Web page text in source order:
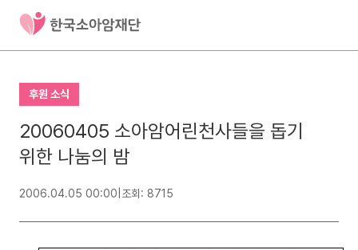
후원 소식
20060405 소아암어린천사들을 돕기
위한 나눔의 밤
2006.04.05 00:00 조회: 8715